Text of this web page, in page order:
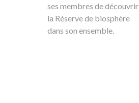
ses membres de découvrir
la Réserve de biosphère
dans son ensemble.